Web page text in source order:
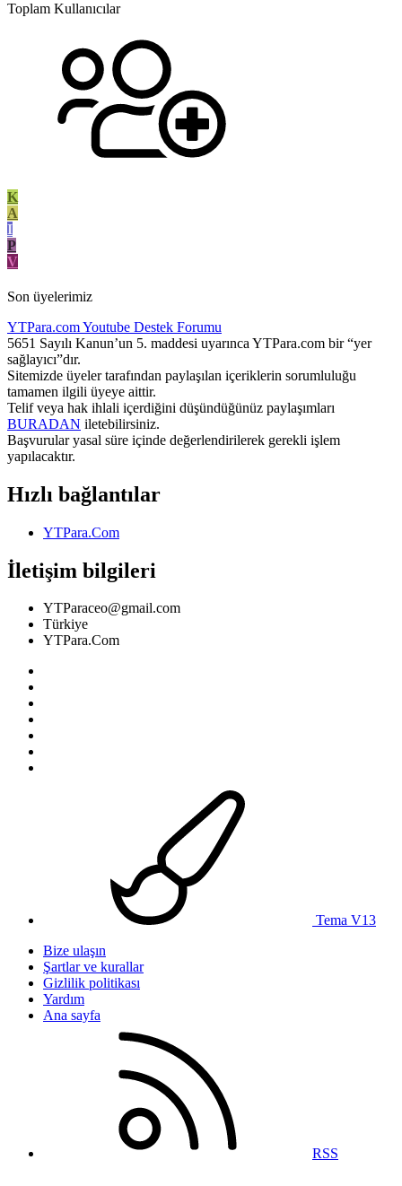
Toplam Kullanıcılar
K
A
I
P
V
Son üyelerimiz
YTPara.comYoutube Destek Forumu
5651 Sayılı Kanun’un 5. maddesi uyarınca YTPara.com bir “yer
sağlayıcı”dır.
Sitemizde üyeler tarafından paylaşılan içeriklerin sorumluluğu
tamamen ilgili üyeye aittir.
Telif veya hak ihlali içerdiğini düşündüğünüz paylaşımları
BURADAN iletebilirsiniz.
Başvurular yasal süre içinde değerlendirilerek gerekli işlem
yapılacaktır.
Hızlı bağlantılar
YTPara.Com
İletişim bilgileri
YTParaceo@gmail.com
Türkiye
YTPara.Com
Tema V13
Bize ulaşın
Şartlar ve kurallar
Gizlilik politikası
Yardım
Ana sayfa
RSS